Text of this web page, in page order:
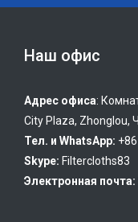
Наш офис
Адрес офиса:
City Plaza, Zhonglou,
Тел. и WhatsApp:
Skype: Filtercloths83
Электронная почта: